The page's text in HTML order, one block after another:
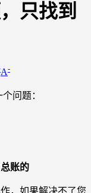
只找到
A-
问题：
账的
，如果解决不了您